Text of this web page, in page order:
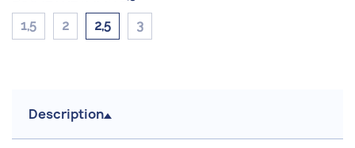
1,5 2 2,5 3
Description